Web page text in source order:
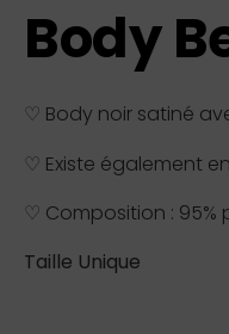
Body
♡ Body noir satiné
♡ Existe également
♡ Composition : 95%
Taille Unique